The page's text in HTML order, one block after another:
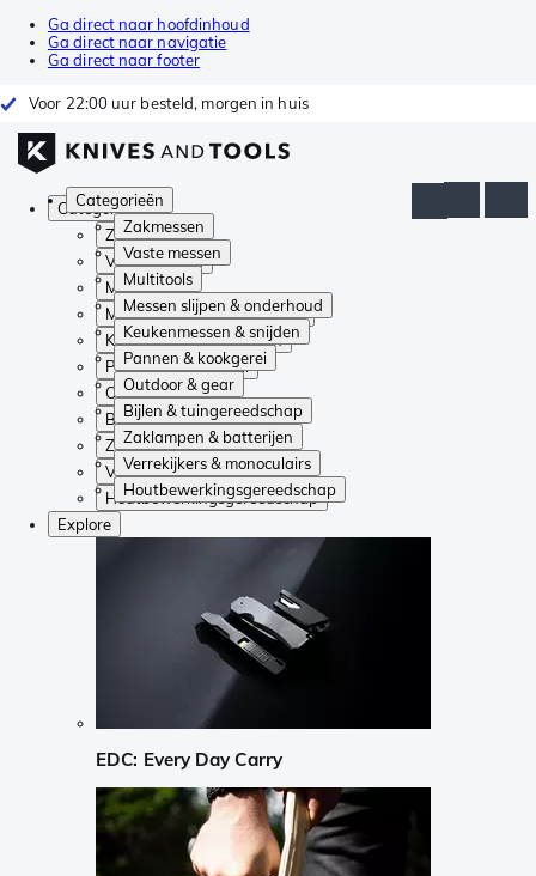
Ga direct naar hoofdinhoud
Ga direct naar navigatie
Ga direct naar footer
Voor 22:00 uur besteld, morgen in huis
Categorieën
Zakmessen
Vaste messen
Multitools
Messen slijpen & onderhoud
Keukenmessen & snijden
Pannen & kookgerei
Outdoor & gear
Bijlen & tuingereedschap
Zaklampen & batterijen
Verrekijkers & monoculairs
Houtbewerkingsgereedschap
Categorieën
Zakmessen
Vaste messen
Multitools
Messen slijpen & onderhoud
Keukenmessen & snijden
Pannen & kookgerei
Outdoor & gear
Bijlen & tuingereedschap
Zaklampen & batterijen
Verrekijkers & monoculairs
Houtbewerkingsgereedschap
Explore
EDC: Every Day Carry